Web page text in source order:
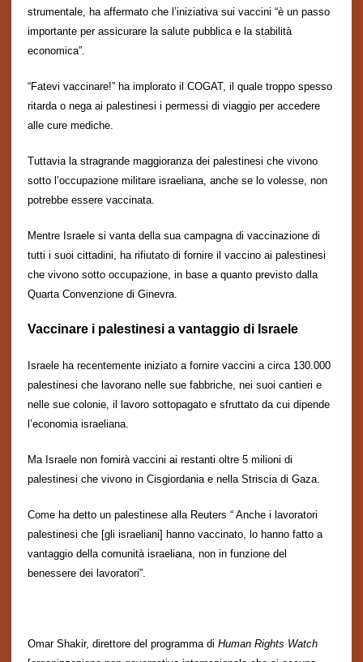
strumentale, ha affermato che l’iniziativa sui vaccini “è un passo
importante per assicurare la salute pubblica e la stabilità
economica”.
“Fatevi vaccinare!” ha implorato il COGAT, il quale troppo spesso
ritarda o nega ai palestinesi i permessi di viaggio per accedere
alle cure mediche.
Tuttavia la stragrande maggioranza dei palestinesi che vivono
sotto l’occupazione militare israeliana, anche se lo volesse, non
potrebbe essere vaccinata.
Mentre Israele si vanta della sua campagna di vaccinazione di
tutti i suoi cittadini, ha rifiutato di fornire il vaccino ai palestinesi
che vivono sotto occupazione, in base a quanto previstodalla
Quarta Convenzione di Ginevra.
Vaccinare i palestinesi a vantaggio di Israele
Israele ha recentemente iniziato a fornire vaccini a circa 130.000
palestinesi che lavorano nelle sue fabbriche, nei suoi cantieri e
nelle sue colonie, il lavoro sottopagato e sfruttato da cui dipende
l’economia israeliana.
Ma Israele non fornirà vaccini ai restanti oltre 5 milioni di
palestinesi che vivono in Cisgiordania e nella Striscia di Gaza.
Come ha detto un palestinese alla Reuters “Anche i lavoratori
palestinesi che [gli israeliani] hanno vaccinato, lo hanno fatto a
vantaggio della comunità israeliana, non in funzione del
benessere dei lavoratori”.
Omar Shakir, direttore del programma di Human Rights Watch